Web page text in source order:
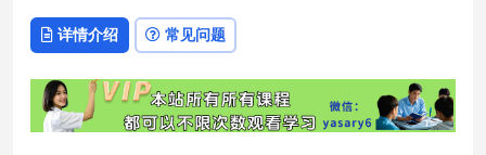
详情介绍 常见问题